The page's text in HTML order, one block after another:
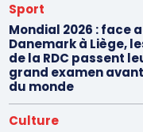
Sport
Mondial 2026 : face
Danemark à Liège,
de la RDC passent
grand examen
du monde
Culture